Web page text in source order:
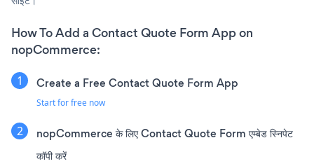
How To Add a Contact Quote Form App on
nopCommerce:
Create a Free Contact Quote Form App
Start for free now
nopCommerce के लिए Contact Quote Form एम्बेड स्निपेट
कॉपी करें